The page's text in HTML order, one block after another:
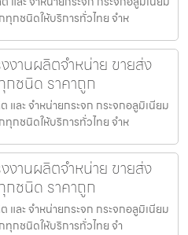
ทุกชนิดให้บริการทั่วไทย จำห
งานผลิตจำหน่าย ขายส่ง
กชนิด ราคาถูก
และ จำหน่ายกระจก กระจกอลูมิเนียม
ทุกชนิดให้บริการทั่วไทย จำห
งานผลิตจำหน่าย ขายส่ง
กชนิด ราคาถูก
และ จำหน่ายกระจก กระจกอลูมิเนียม
ทุกชนิดให้บริการทั่วไทย จำ